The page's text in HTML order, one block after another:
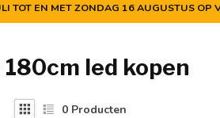
TOT EN MET ZONDAG 16 AUGUSTUS
led kopen
0 Producten